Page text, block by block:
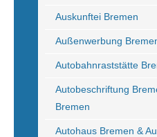
Auskunftei Bremen
Außenwerbung
Autobahnraststätte
Autobeschriftung
Bremen
Autohaus Bremen &